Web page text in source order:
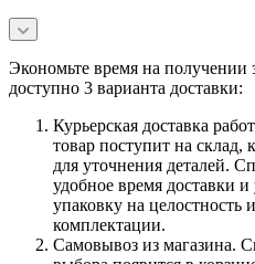
Экономьте время на получении
доступно 3 варианта доставки:
Курьерская доставка
товар поступит на склад,
для уточнения деталей.
удобное время доставки
упаковку на целостность
комплектации.
Самовывоз из магазина.